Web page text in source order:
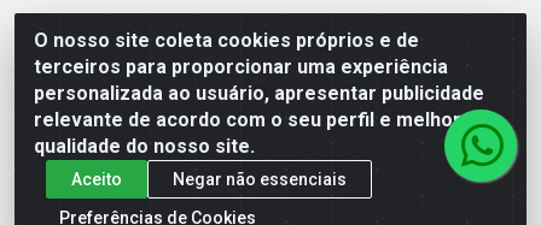
O nosso site coleta cookies próprios e de
terceiros para proporcionar uma experiência
personalizada ao usuário, apresentar publicidade
relevante de acordo com o seu perfil e melhorar a
qualidade do nosso site.
Aceito
Negar não essenciais
Preferências de Cookies
Mercante Distribuidora - Rua Mercante, 699 - Aviário, Feira de
Santana/BA - CEP 44.096-218 - CNPJ 96.755.848/0001-08